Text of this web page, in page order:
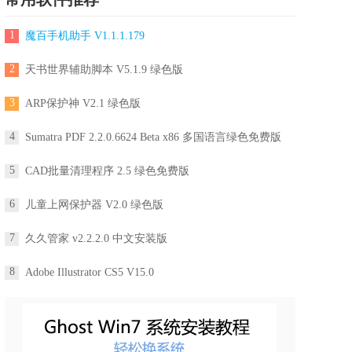
1 魔百手机助手 V1.1.1.179
2 天书世界辅助脚本 V5.1.9 绿色版
3 ARP保护神 V2.1 绿色版
4 Sumatra PDF 2.2.0.6624 Beta x86 多国语言绿色免费版
5 CAD批量清理程序 2.5 绿色免费版
6 儿童上网保护器 V2.0 绿色版
7 久久管家 v2.2.2.0 中文安装版
8 Adobe Illustrator CS5 V15.0